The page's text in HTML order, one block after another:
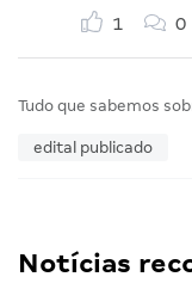
1 0
Tudo que sabemos
edital publicado
Notícias